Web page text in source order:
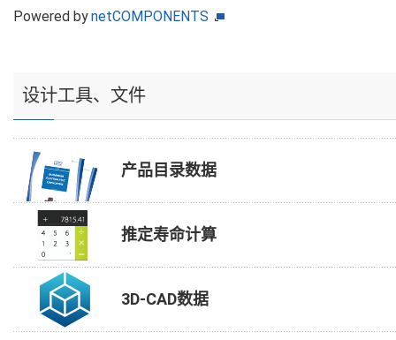
Powered bynetCOMPONENTS
设计工具、文件
产品目录数据
推定寿命计算
3D-CAD数据